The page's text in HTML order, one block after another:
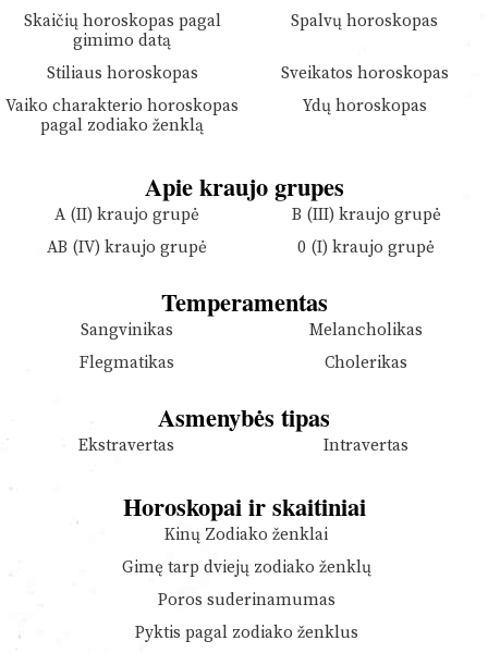
Skaičių horoskopas pagal
gimimo datą
Spalvų horoskopas
Stiliaus horoskopas
Sveikatos horoskopas
Vaiko charakterio horoskopas
pagal zodiako ženklą
Ydų horoskopas
Apie kraujo grupes
A (II) kraujo grupė
B (III) kraujo grupė
AB (IV) kraujo grupė
0 (I) kraujo grupė
Temperamentas
Sangvinikas
Melancholikas
Flegmatikas
Cholerikas
Asmenybės tipas
Ekstravertas Intravertas
Horoskopai ir skaitiniai
Kinų Zodiako ženklai
Gimę tarp dviejų zodiako ženklų
Poros suderinamumas
Pyktis pagal zodiako ženklus